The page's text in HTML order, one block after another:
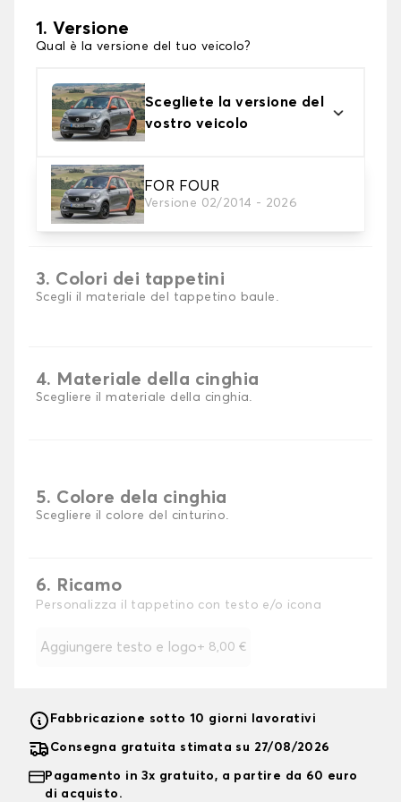
1. Versione
Qual è la versione del tuo veicolo?
Scegliete la versione del
vostro veicolo
FOR FOUR
Versione 02/2014 - 2026
2. Materiale
scegli il materiale del tappetini per baule
3. Colori dei tappetini
Scegli il materiale del tappetino baule.
4. Materiale della cinghia
Scegliere il materiale della cinghia.
5. Colore dela cinghia
Scegliere il colore del cinturino.
6. Ricamo
Personalizza il tappetino con testo e/o icona
Aggiungere testo e logo+ 8,00 €
Fabbricazione sotto 10 giorni lavorativi
Consegna gratuita stimata su 27/08/2026
Pagamento in 3x gratuito, a partire da 60 euro
di acquisto.